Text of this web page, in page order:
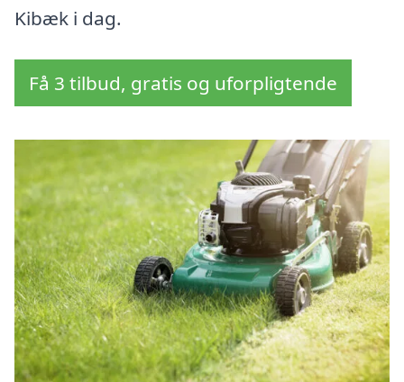
Kibæk i dag.
Få 3 tilbud, gratis og uforpligtende